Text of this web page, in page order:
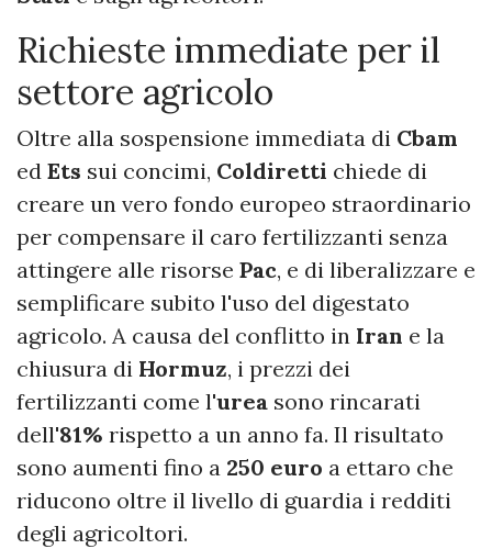
Richieste immediate per il
settore agricolo
Oltre alla sospensione immediata di Cbam
ed Ets sui concimi, Coldiretti chiede di
creare un vero fondo europeo straordinario
per compensare il caro fertilizzanti senza
attingere alle risorse Pac, e di liberalizzare e
semplificare subito l'uso del digestato
agricolo. A causa del conflitto in Iran e la
chiusura di Hormuz, i prezzi dei
fertilizzanti come l'urea sono rincarati
dell'81% rispetto a un anno fa. Il risultato
sono aumenti fino a 250 euro a ettaro che
riducono oltre il livello di guardia i redditi
degli agricoltori.